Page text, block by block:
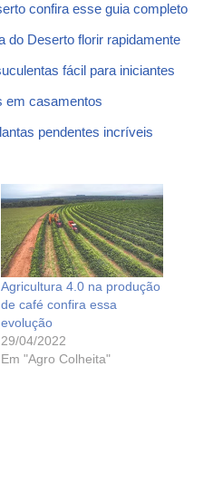
confira esse guia completo
do Deserto florir rapidamente
fácil para iniciantes
em casamentos
pendentes incríveis
Agricultura 4.0 na produção
de café confira essa
evolução
29/04/2022
Em "Agro Colheita"